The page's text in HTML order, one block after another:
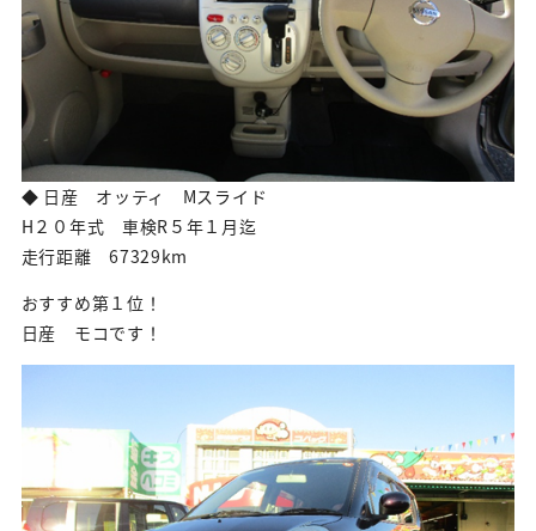
◆ 日産 オッティ Mスライド
H２０年式 車検R５年１月迄
走行距離 67329km
おすすめ第１位！
日産 モコです！